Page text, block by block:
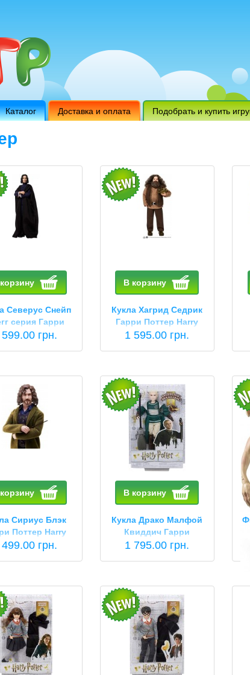
Каталог Доставка и оплата Подобрать и купить
Северус Снейп
серия Гарри
Harry Potter
грн.
В корзину
Кукла Хагрид Седрик
Гарри Поттер Harry
Potter Rubeus Hagrid
1 595.00 грн.
Сириус Блэк
Поттер Harry
Sirius Black
грн.
В корзину
Кукла Драко Малфой
Квиддич Гарри
Поттер Harry Potter
1 795.00 грн.